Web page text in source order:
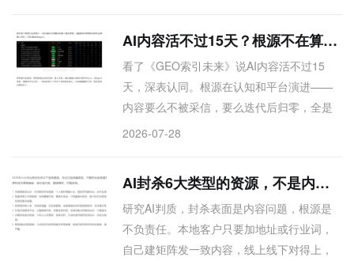
种“笨办法”，让我筛掉了99%的嘴炮，也让我
对流量这件事，越来越有底气。山外有山，
保持学习，但绝不盲信。这，就是我的判断
逻辑。
AI内容活不过15天？根源不在算法，在认知
看了《GEO索引未来》说AI内容活不过15
天，深表认同。根源在认知和平台演进——
内容要么不被采信，要么迭代后归零，全是
浪费。有朋友靠AI月赚千万，月后被封，这
搬。所以看我的分享，别追具体操作，评论
区带着问题来，我针对性互动，才能真帮到
你。
2026-07-28
AI封杀6大类型的资源，不是内容质量，而是对这不负责
研究AI判质，封杀表面是内容问题，根源是
不负责任。本地客户只要加地址或行业词，
自己建矩阵发一致内容，线上线下对得上，